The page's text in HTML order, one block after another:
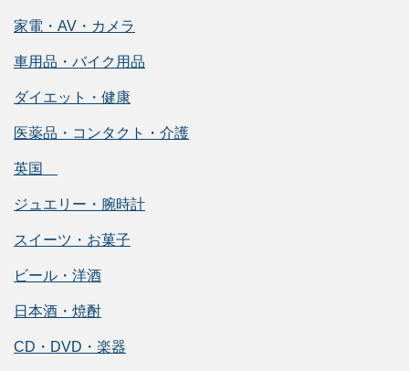
家電・AV・カメラ
車用品・バイク用品
ダイエット・健康
医薬品・コンタクト・介護
英国
ジュエリー・腕時計
スイーツ・お菓子
ビール・洋酒
日本酒・焼酎
CD・DVD・楽器